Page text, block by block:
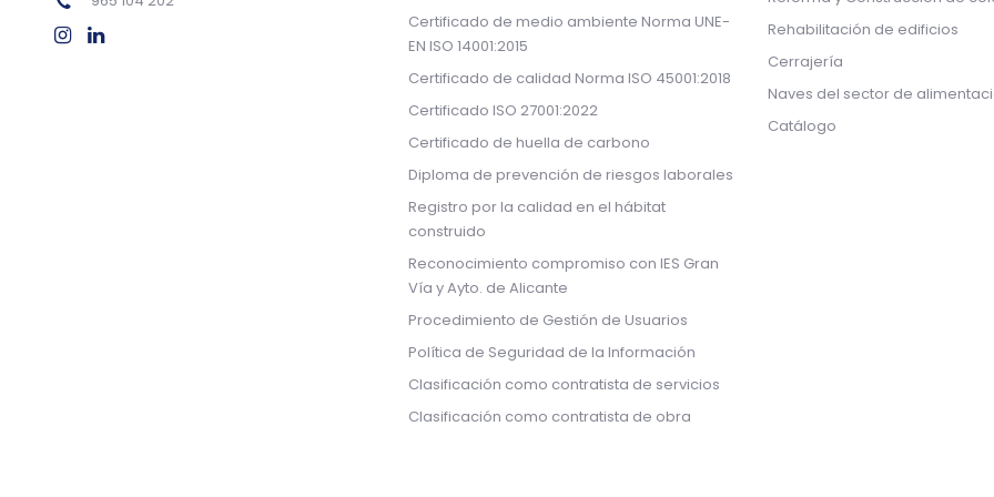
Certificado de medio ambiente Norma UNE-
EN ISO 14001:2015
Certificado de calidad Norma ISO 45001:2018
Certificado ISO 27001:2022
Certificado de huella de carbono
Diploma de prevención de riesgos laborales
Registro por la calidad en el hábitat
construido
Reconocimiento compromiso con IES Gran
Vía y Ayto. de Alicante
Procedimiento de Gestión de Usuarios
Política de Seguridad de la Información
Clasificación como contratista de servicios
Clasificación como contratista de obra
Rehabilitación de edificios
Cerrajería
Naves del sector de
Catálogo